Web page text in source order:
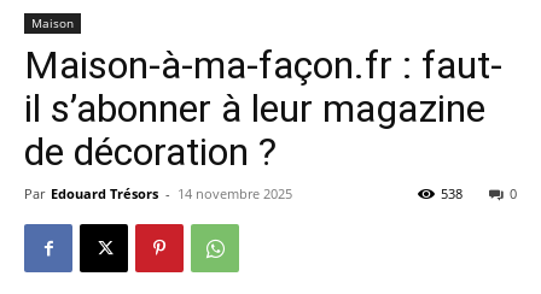
Maison
Maison-à-ma-façon.fr : faut-
il s’abonner à leur magazine
de décoration ?
Par Edouard Trésors - 14 novembre 2025 0
538